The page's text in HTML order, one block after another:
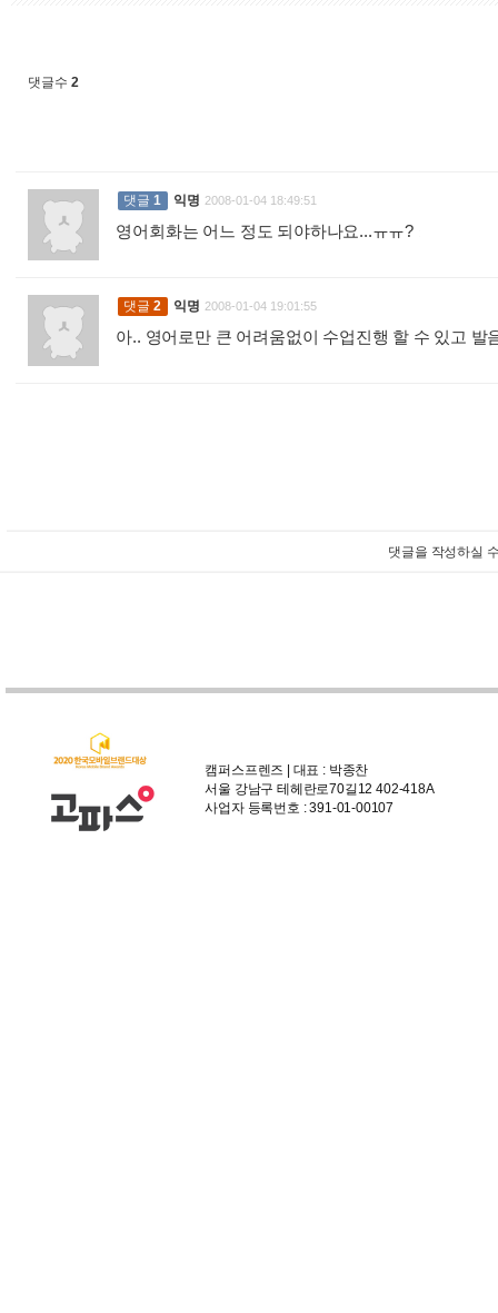
댓글수 2
댓글 1 익명 2008-01-04 18:49:51
영어회화는 어느 정도 되야하나요...ㅠㅠ?
댓글 2 익명 2008-01-04 19:01:55
아.. 영어로만 큰 어려움없이 수업진행 할 수 있고 발
댓글을 작성하실
캠퍼스프렌즈 | 대표 : 박종찬
서울 강남구 테헤란로70길12 402-418A
사업자 등록번호 : 391-01-00107